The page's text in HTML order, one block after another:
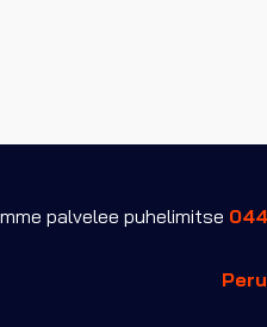
palvelee puhelimitse